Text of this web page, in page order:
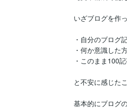
いざブログを作
・自分のブログ
・何か意識した
・このまま100
と不安に感じた
基本的にブログ